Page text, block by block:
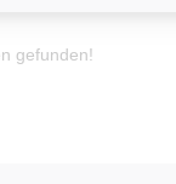
gefunden!